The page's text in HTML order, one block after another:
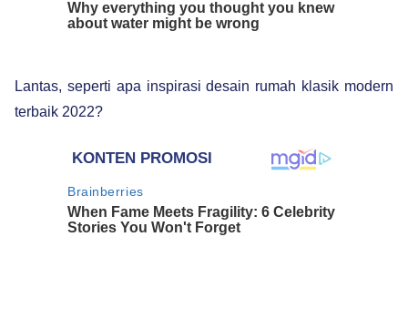
Lantas, seperti apa inspirasi desain rumah klasik modern
terbaik 2022?